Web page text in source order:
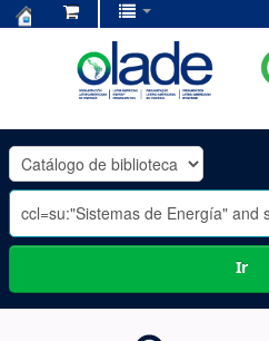
OLADE
-
Ir